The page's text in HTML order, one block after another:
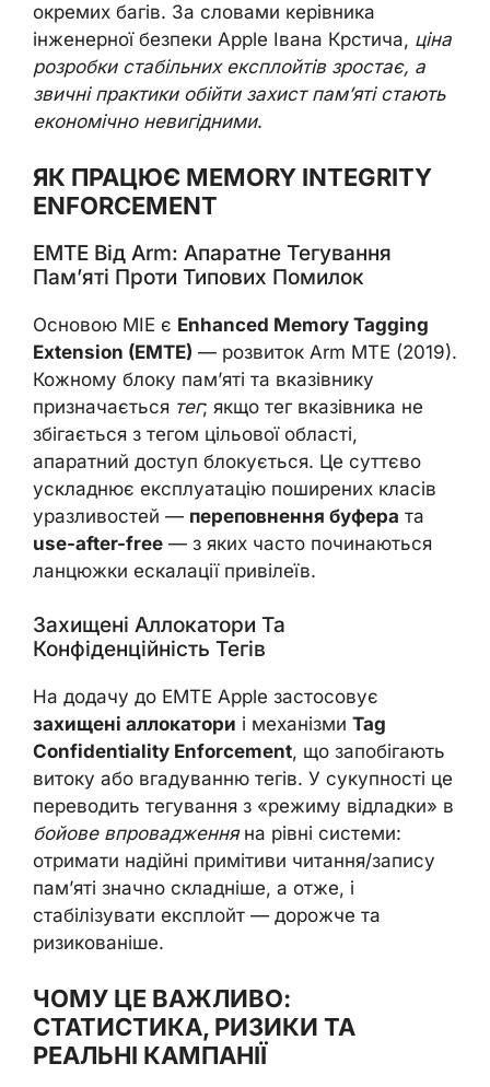
окремих багів. За словами керівника
інженерної безпеки Apple Івана Крстича, ціна
розробки стабільних експлойтів зростає, а
звичні практики обійти захист пам’яті стають
економічно невигідними.
ЯК ПРАЦЮЄ MEMORY INTEGRITY
ENFORCEMENT
EMTE Від Arm: Апаратне Тегування
Пам’яті Проти Типових Помилок
Основою MIE є Enhanced Memory Tagging
Extension (EMTE) — розвиток Arm MTE (2019).
Кожному блоку пам’яті та вказівнику
призначається тег; якщо тег вказівника не
збігається з тегом цільової області,
апаратний доступ блокується. Це суттєво
ускладнює експлуатацію поширених класів
уразливостей — переповнення буфера та
use-after-free — з яких часто починаються
ланцюжки ескалації привілеїв.
Захищені Аллокатори Та
Конфіденційність Тегів
На додачу до EMTE Apple застосовує
захищені аллокатори і механізми Tag
Confidentiality Enforcement, що запобігають
витоку або вгадуванню тегів. У сукупності це
переводить тегування з «режиму відладки» в
бойове впровадженняна рівні системи:
отримати надійні примітиви читання/запису
пам’яті значно складніше, а отже, і
стабілізувати експлойт — дорожче та
ризикованіше.
ЧОМУ ЦЕ ВАЖЛИВО:
СТАТИСТИКА, РИЗИКИ ТА
РЕАЛЬНІ КАМПАНІЇ